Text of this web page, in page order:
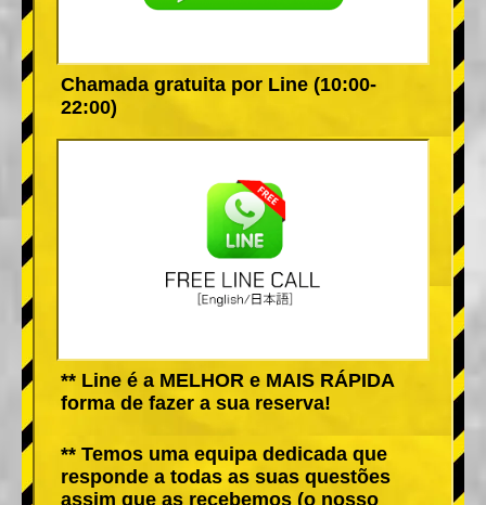
Chamada gratuita por Line (10:00-
22:00)
** Line é a MELHOR e MAIS RÁPIDA
forma de fazer a sua reserva!
** Temos uma equipa dedicada que
responde a todas as suas questões
assim que as recebemos (o nosso